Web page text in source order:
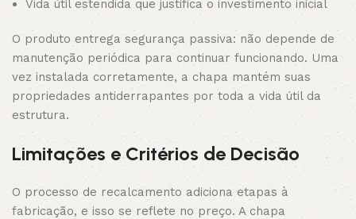
Vida útil estendida que justifica o investimento inicial
O produto entrega segurança passiva: não depende de
manutenção periódica para continuar funcionando. Uma
vez instalada corretamente, a chapa mantém suas
propriedades antiderrapantes por toda a vida útil da
estrutura.
Limitações e Critérios de Decisão
O processo de recalcamento adiciona etapas à
fabricação, e isso se reflete no preço. A chapa